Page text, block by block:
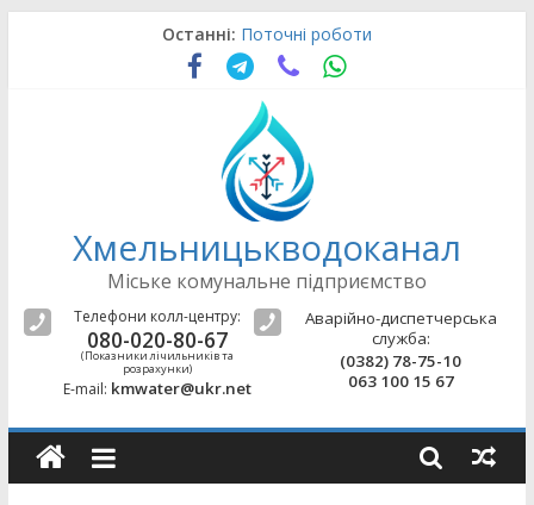
Останні: Поточні роботи
Поточні роботи
Поточні роботи
Поточні роботи
Поточні роботи
Хмельницькводоканал
Міське комунальне підприємство
Телефони колл-центру:
080-020-80-67
(Показники лічильників та
розрахунки)
E-mail: kmwater@ukr.net
Аварійно-диспетчерська
служба:
(0382) 78-75-10
063 100 15 67